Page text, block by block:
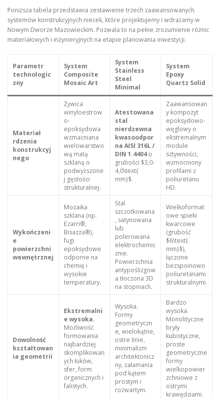
Poniższa tabela przedstawia zestawienie trzech zaawansowanych
systemów konstrukcyjnych niecek, które projektujemy i wdrażamy w
Nowym Dworze Mazowieckim. Pozwala to na pełne zrozumienie różnic
materiałowych i inżynieryjnych na etapie planowania inwestycji.
Parametr
technologic
zny
System
Composite
Mosaic Art
System
Stainless
Steel
Minimal
System
Epoxy
Quartz Solid
Materiał
rdzenia
konstrukcyj
nego
Żywica
winyloestrow
o-
epoksydowa
wzmacniana
wielowarstwo
wą matą
szklaną o
podwyższone
j gęstości
strukturalnej.
Atestowana
stal
nierdzewna
kwasoodpor
na AISI 316L /
DIN 1.4404o
grubości $3,0-
4,0\text{
mm}$.
Zaawansowan
y kompozyt
epoksydowo-
węglowy o
ekstremalnym
module
sztywności,
wzmocniony
profilami z
poliuretanu
HD.
Wykończeni
e
powierzchni
wewnętrznej
Mozaika
szklana (np.
Ezarri®,
Bisazza®),
fugi
epoksydowe
odporne na
chemię i
wysokie
temperatury.
Stal
szczotkowana
, satynowana
lub
polerowana
elektrochemic
znie.
Powierzchnia
antypoślizgow
a tłoczona 3D
na stopniach.
Wielkoformat
owe spieki
kwarcowe
(grubość
$6\text{
mm}$),
łączone
bezspoinowo
poliuretanami
strukturalnymi.
Dowolność
kształtowan
ia geometrii
Ekstremalni
e wysoka.
Możliwość
formowania
najbardziej
skomplikowan
ych łuków,
sfer, form
organicznych i
falistych.
Wysoka.
Formy
geometryczn
e, wielokątne,
ostre linie,
minimalizm
architektonicz
ny, załamania
pod kątem
prostym i
rozwartym.
Bardzo
wysoka.
Monolityczne
bryły
kubistyczne,
proste
geometryczne
formy
wielkopowier
zchniowe z
ostrymi
krawędziami.